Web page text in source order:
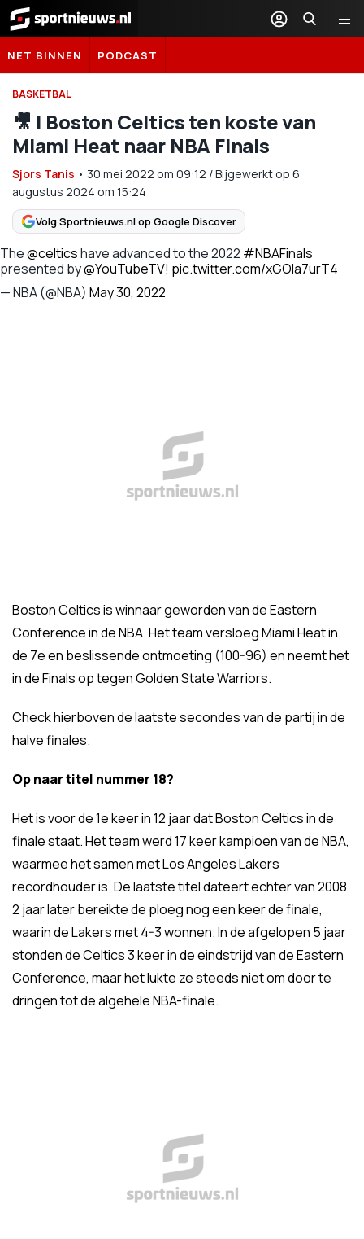
Sportnieuws.nl
NET BINNEN PODCAST
BASKETBAL
🎥​ | Boston Celtics ten koste van
Miami Heat naar NBA Finals
Sjors Tanis • 30 mei 2022 om 09:12 /Bijgewerkt op 6
augustus 2024 om 15:24
Volg Sportnieuws.nl op Google Discover
The@celticshave advanced to the 2022 #NBAFinals
presented by@YouTubeTV! pic.twitter.com/xGOla7urT4
— NBA (@NBA) May 30, 2022
Boston Celtics is winnaar geworden van de Eastern
Conference in de NBA. Het team versloeg Miami Heat in
de 7e en beslissende ontmoeting (100-96) en neemt het
in de Finals op tegen Golden State Warriors.
Check hierboven de laatste secondes van de partij in de
halve finales.
Op naar titel nummer 18?
Het is voor de 1e keer in 12 jaar dat Boston Celtics in de
finale staat. Het team werd 17 keer kampioen van de NBA,
waarmee het samen met Los Angeles Lakers
recordhouder is. De laatste titel dateert echter van 2008.
2 jaar later bereikte de ploeg nog een keer de finale,
waarin de Lakers met 4-3 wonnen. In de afgelopen 5 jaar
stonden de Celtics 3 keer in de eindstrijd van de Eastern
Conference, maar het lukte ze steeds niet om door te
dringen tot de algehele NBA-finale.